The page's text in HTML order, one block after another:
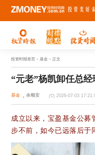
投资时报首页 > 基金 > 正文
“元老”杨凯卸任总
基金 余顺安 2026-07-03
成立以来，宝盈基金公募
步不前，如今已远落后于